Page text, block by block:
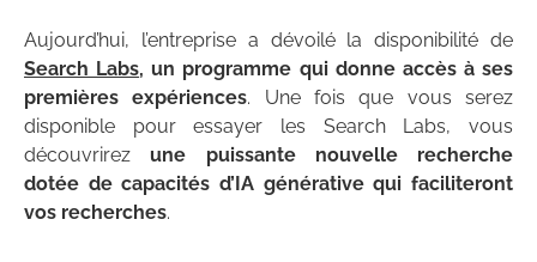
Aujourd’hui, l’entreprise a dévoilé la disponibilité de
Search Labs, un programme qui donne accès à ses
premières expériences. Une fois que vous serez
disponible pour essayer les Search Labs, vous
découvrirez une puissante nouvelle recherche
dotée de capacités d’IA générative qui faciliteront
vos recherches.